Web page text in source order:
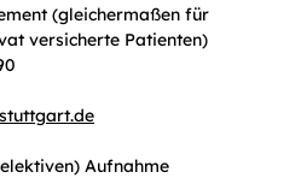
(gleichermaßen für
versicherte Patienten)
Aufnahme